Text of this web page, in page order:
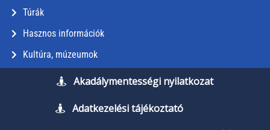
Túrák
Hasznos információk
Kultúra, múzeumok
Akadálymentességi nyilatkozat
Adatkezelési tájékoztató